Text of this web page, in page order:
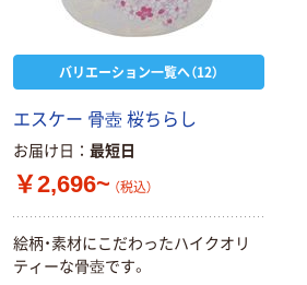
バリエーション一覧へ（12）
エスケー 骨壺 桜ちらし
お届け日 最短日
￥2,696~ （税込）
絵柄・素材にこだわったハイクオリ
ティーな骨壺です。